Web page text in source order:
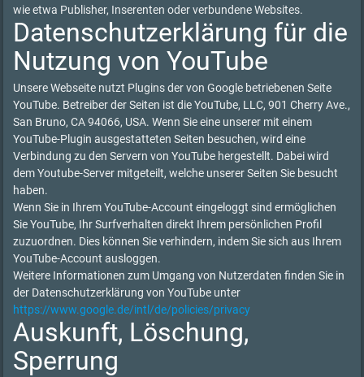
wie etwa Publisher, Inserenten oder verbundene Websites.
Datenschutzerklärung für die
Nutzung von YouTube
Unsere Webseite nutzt Plugins der von Google betriebenen Seite
YouTube. Betreiber der Seiten ist die YouTube, LLC, 901 Cherry Ave.,
San Bruno, CA 94066, USA. Wenn Sie eine unserer mit einem
YouTube-Plugin ausgestatteten Seiten besuchen, wird eine
Verbindung zu den Servern von YouTube hergestellt. Dabei wird
dem Youtube-Server mitgeteilt, welche unserer Seiten Sie besucht
haben.
Wenn Sie in Ihrem YouTube-Account eingeloggt sind ermöglichen
Sie YouTube, Ihr Surfverhalten direkt Ihrem persönlichen Profil
zuzuordnen. Dies können Sie verhindern, indem Sie sich aus Ihrem
YouTube-Account ausloggen.
Weitere Informationen zum Umgang von Nutzerdaten finden Sie in
der Datenschutzerklärung von YouTube unter
https://www.google.de/intl/de/policies/privacy
Auskunft, Löschung,
Sperrung